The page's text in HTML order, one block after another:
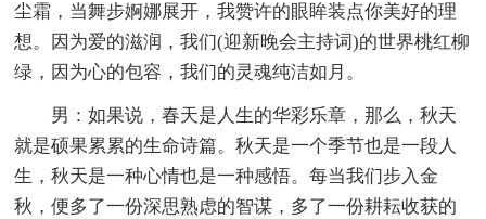
尘霜，当舞步婀娜展开，我赞许的眼眸装点你美好的理
想。因为爱的滋润，我们(迎新晚会主持词)的世界桃红柳
绿，因为心的包容，我们的灵魂纯洁如月。
男：如果说，春天是人生的华彩乐章，那么，秋天
就是硕果累累的生命诗篇。秋天是一个季节也是一段人
生，秋天是一种心情也是一种感悟。每当我们步入金
秋，便多了一份深思熟虑的智谋，多了一份耕耘收获的